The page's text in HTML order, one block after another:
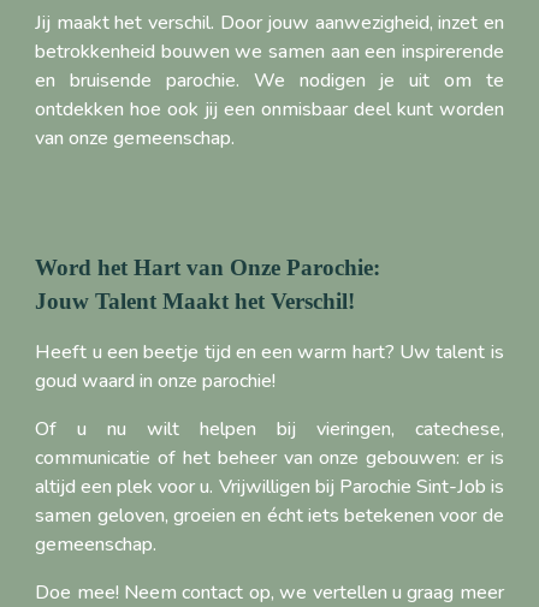
Jij maakt het verschil. Door jouw aanwezigheid, inzet en
betrokkenheid bouwen we samen aan een inspirerende
en bruisende parochie. We nodigen je uit om te
ontdekken hoe ook jij een onmisbaar deel kunt worden
van onze gemeenschap.
Word het Hart van Onze Parochie:
Jouw Talent Maakt het Verschil!
Heeft u een beetje tijd en een warm hart? Uw talent is
goud waard in onze parochie!
Of u nu wilt helpen bij vieringen, catechese,
communicatie of het beheer van onze gebouwen: er is
altijd een plek voor u. Vrijwilligen bij Parochie Sint-Job is
samen geloven, groeien en écht iets betekenen voor de
gemeenschap.
Doe mee! Neem contact op, we vertellen u graag meer